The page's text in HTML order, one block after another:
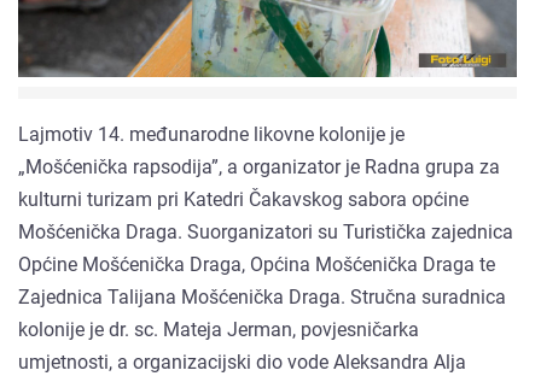
Lajmotiv 14. međunarodne likovne kolonije je
„Mošćenička rapsodija”, a organizator je Radna grupa za
kulturni turizam pri Katedri Čakavskog sabora općine
Mošćenička Draga. Suorganizatori su Turistička zajednica
Općine Mošćenička Draga, Općina Mošćenička Draga te
Zajednica Talijana Mošćenička Draga. Stručna suradnica
kolonije je dr. sc. Mateja Jerman, povjesničarka
umjetnosti, a organizacijski dio vode Aleksandra Alja